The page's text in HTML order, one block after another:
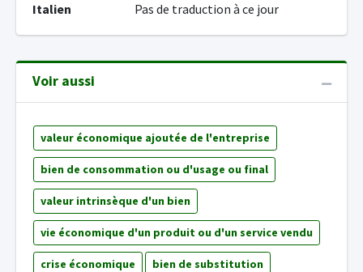
Italien
Pas de traduction à ce jour
Voir aussi
valeur économique ajoutée de l'entreprise
bien de consommation ou d'usage ou final
valeur intrinsèque d'un bien
vie économique d'un produit ou d'un service vendu
crise économique bien de substitution